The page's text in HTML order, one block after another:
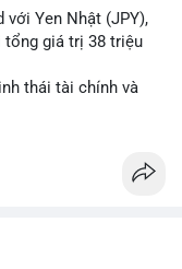
với Yen Nhật (JPY),
tổng giá trị 38 triệu
thái tài chính và
yen-pegged JPYC
triển stablecoin